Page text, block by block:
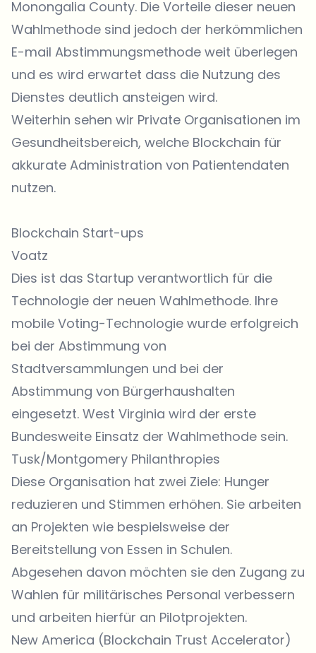
Monongalia County. Die Vorteile dieser neuen
Wahlmethode sind jedoch der herkömmlichen
E-mail Abstimmungsmethode weit überlegen
und es wird erwartet dass die Nutzung des
Dienstes deutlich ansteigen wird.
Weiterhin sehen wir Private Organisationen im
Gesundheitsbereich, welche Blockchain für
akkurate Administration von Patientendaten
nutzen.
Blockchain Start-ups
Voatz
Dies ist das Startup verantwortlich für die
Technologie der neuen Wahlmethode. Ihre
mobile Voting-Technologie wurde erfolgreich
bei der Abstimmung von
Stadtversammlungen und bei der
Abstimmung von Bürgerhaushalten
eingesetzt. West Virginia wird der erste
Bundesweite Einsatz der Wahlmethode sein.
Tusk/Montgomery Philanthropies
Diese Organisation hat zwei Ziele: Hunger
reduzieren und Stimmen erhöhen. Sie arbeiten
an Projekten wie bespielsweise der
Bereitstellung von Essen in Schulen.
Abgesehen davon möchten sie den Zugang zu
Wahlen für militärisches Personal verbessern
und arbeiten hierfür an Pilotprojekten.
New America (Blockchain Trust Accelerator)